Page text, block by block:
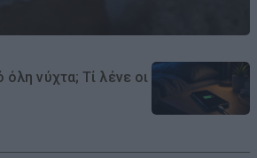
όλη νύχτα; Τί λένε οι